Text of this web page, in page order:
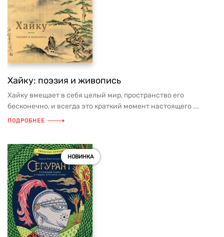
Хайку: поэзия и живопись
Хайку вмещает в себя целый мир, пространство его
бесконечно, и всегда это краткий момент настоящего ...
ПОДРОБНЕЕ
НОВИНКА